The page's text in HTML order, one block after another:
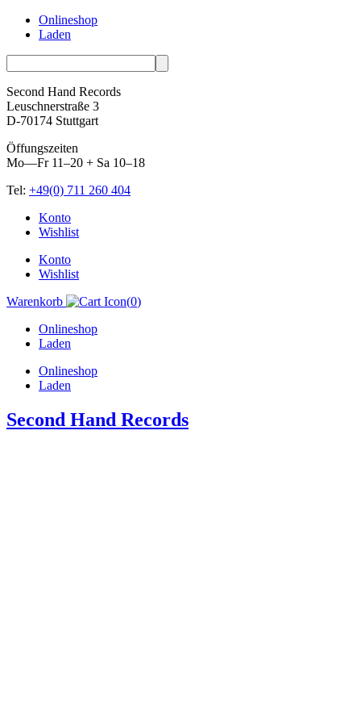
Onlineshop
Laden
Second Hand Records
Leuschnerstraße 3
D-70174 Stuttgart
Öffungszeiten
Mo—Fr 11–20 + Sa 10–18
Tel: +49(0) 711 260 404
Skip
Konto
Wishlist
Konto
Wishlist
Warenkorb
(0)
Onlineshop
Laden
Onlineshop
Laden
Second Hand Records